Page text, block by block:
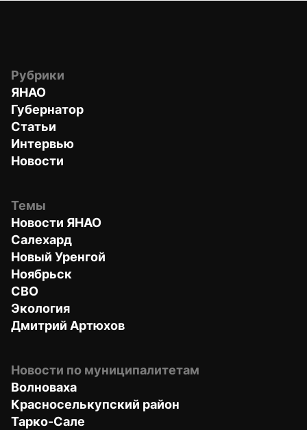
Рубрики
ЯНАО
Губернатор
Статьи
Интервью
Новости
Темы
Новости ЯНАО
Салехард
Новый Уренгой
Ноябрьск
СВО
Экология
Дмитрий Артюхов
Новости по муниципалитетам
Волноваха
Красноселькупский район
Тарко-Сале